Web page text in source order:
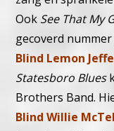
Ook See That My
gecoverd
Blind Lemon
Statesboro Blues
Brothers Band.
Blind Willie